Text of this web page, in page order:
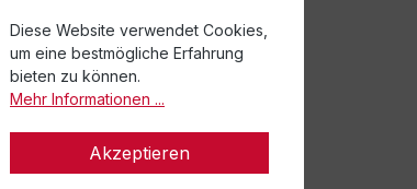
Diese Website verwendet Cookies,
um eine bestmögliche Erfahrung
bieten zu können.
Mehr Informationen ...
Akzeptieren